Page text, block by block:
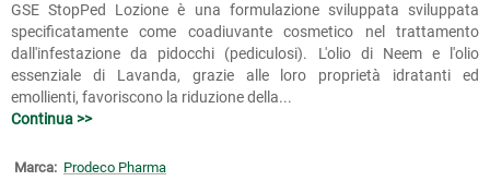
GSE StopPed Lozione è una formulazione sviluppata sviluppata
specificatamente come coadiuvante cosmetico nel trattamento
dall'infestazione da pidocchi (pediculosi). L'olio di Neem e l'olio
essenziale di Lavanda, grazie alle loro proprietà idratanti ed
emollienti, favoriscono la riduzione della...
Continua >>
Marca: Prodeco Pharma